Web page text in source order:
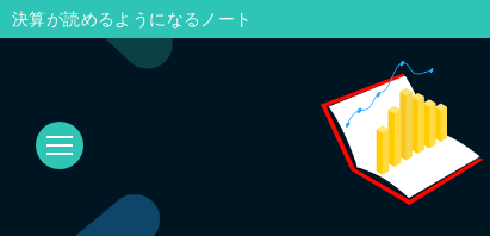
決算が読めるようになるノート